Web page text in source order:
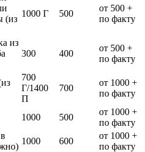
(из
1000 Г 500
от 500 +
по факту
из
300 400
от 500 +
по факту
700
Г/1400
П
700
от 1000 +
по факту
1000 500
от 1000 +
по факту
1000 600
от 1000 +
по факту